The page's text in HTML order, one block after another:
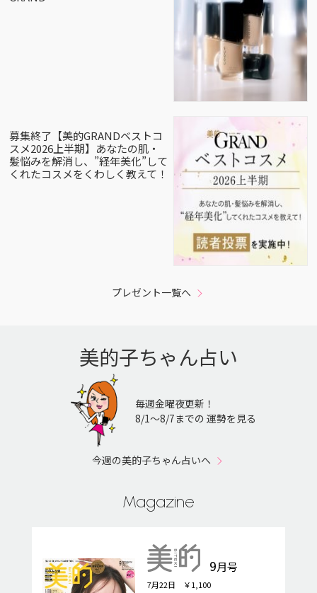
募集終了【美的GRANDベストコ
スメ2026上半期】あなたの肌・
髪悩みを解消し、”経年美化”して
くれたコスメをくわしく教えて！
プレゼント一覧へ
美的子ちゃん占い
毎週金曜夜更新！
8/1〜8/7までの 運勢を見る
今週の美的子ちゃん占いへ
Magazine
9月号
7月22日 ￥1,100